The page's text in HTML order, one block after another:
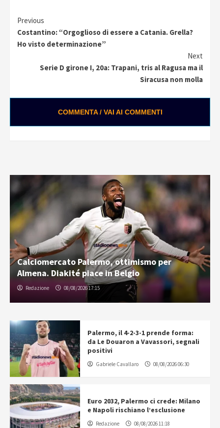
Continue
Reading
Previous
Costantino: “Orgoglioso di essere a Catania. Grella?
Ho visto determinazione”
Next
Serie D girone I, 20a: Trapani, tris al Ragusa ma il
Siracusa non molla
COMMENTA / VAI AI COMMENTI
Calciomercato Palermo, ottimismo per
Almena. Diakité piace in Belgio
Redazione 08/08/2026 17:15
Palermo, il 4-2-3-1 prende forma:
da Le Douaron a Vavassori, segnali
positivi
Gabriele Cavallaro 08/08/2026 06:30
Euro 2032, Palermo ci crede: Milano
e Napoli rischiano l’esclusione
Redazione 08/08/2026 11:18